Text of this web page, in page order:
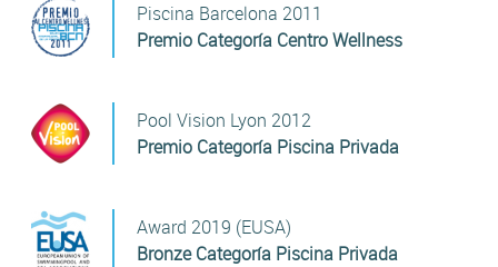
Piscina Barcelona 2011
Premio Categoría Centro Wellness
Pool Vision Lyon 2012
Premio Categoría Piscina Privada
Award 2019 (EUSA)
Bronze Categoría Piscina Privada